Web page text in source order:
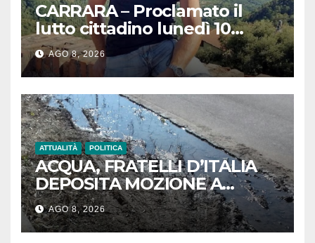
CARRARA – Proclamato il
lutto cittadino lunedì 10
agosto in concomitanza con
le esequie di Aldo Gullotti
AGO 8, 2026
ATTUALITÀ POLITICA
ACQUA, FRATELLI D’ITALIA
DEPOSITA MOZIONE A
MASSA: “BASTA SPRECHI.
GAIA RIPARI LE PERDITE
STRADALI ENTRO 24 ORE”
AGO 8, 2026